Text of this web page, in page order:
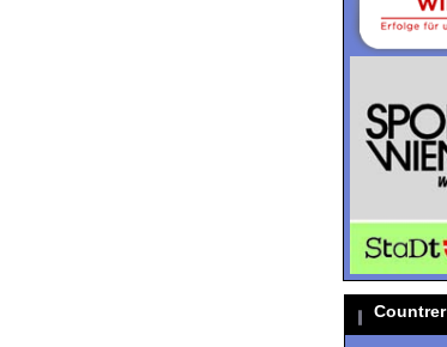
Countrer